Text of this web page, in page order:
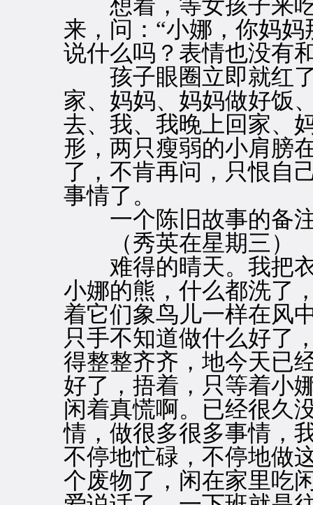
想着，等女孩子来吃
来，问：“小娜，你妈
说什么吗？表情也没有
孩子眼圈立即就红了
家、妈妈、妈妈做好饭
去、我、我晚上回家、
形，两只瘦弱的小肩膀
了，不肯再问，只恨自
事情了。
一个陈旧故事的备
（秀英在星期三）
难得的晴天。我把衣
小娜的熊，什么都洗了
着它们象鸟儿一样在风
只手不知道做什么好了
得整整齐齐，地今天已
好了，捂着，只等着小
闲着真慌啊。已经很久
情，做很多很多事情，
不停地忙碌，不停地做
个废物了，闲在家里吃